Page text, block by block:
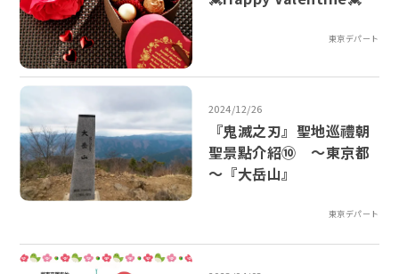
東京デパート
2024/12/26
『鬼滅之刃』聖地巡禮朝
聖景點介紹⑩ ～東京都
～『大岳山』
東京デパート